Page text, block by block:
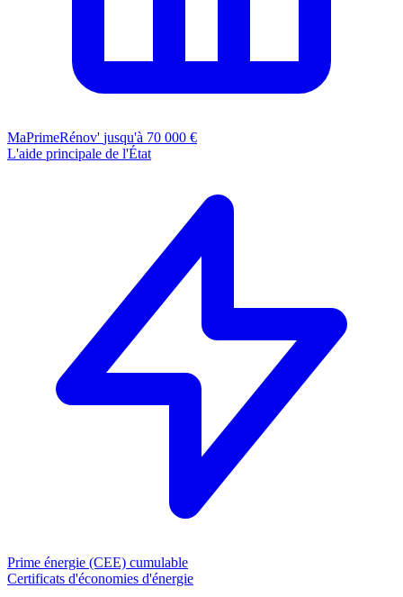
MaPrimeRénov' jusqu'à 70 000 €
L'aide principale de l'État
Prime énergie (CEE) cumulable
Certificats d'économies d'énergie